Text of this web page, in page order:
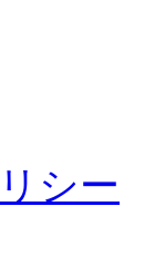
シー